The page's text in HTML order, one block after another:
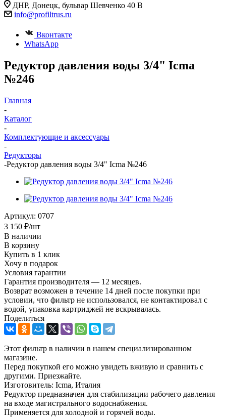
ДНР, Донецк, бульвар Шевченко 40 В
info@profiltrus.ru
Вконтакте
WhatsApp
Редуктор давления воды 3/4" Icma
№246
Главная
-
Каталог
-
Комплектующие и аксессуары
-
Редукторы
-Редуктор давления воды 3/4" Icma №246
Артикул: 0707
3 150 ₽/шт
В наличии
В корзину
Купить в 1 клик
Хочу в подарок
Условия гарантии
Гарантия производителя — 12 месяцев.
Возврат возможен в течение 14 дней после покупки при
условии, что фильтр не использовался, не контактировал с
водой, упаковка картриджей не вскрывалась.
Поделиться
Этот фильтр в наличии в нашем специализированном
магазине.
Перед покупкой его можно увидеть вживую и сравнить с
другими. Приезжайте.
Изготовитель: Icma, Италия
Редуктор предназначен для стабилизации рабочего давления
на входе магистрального водоснабжения.
Применяется для холодной и горячей воды.